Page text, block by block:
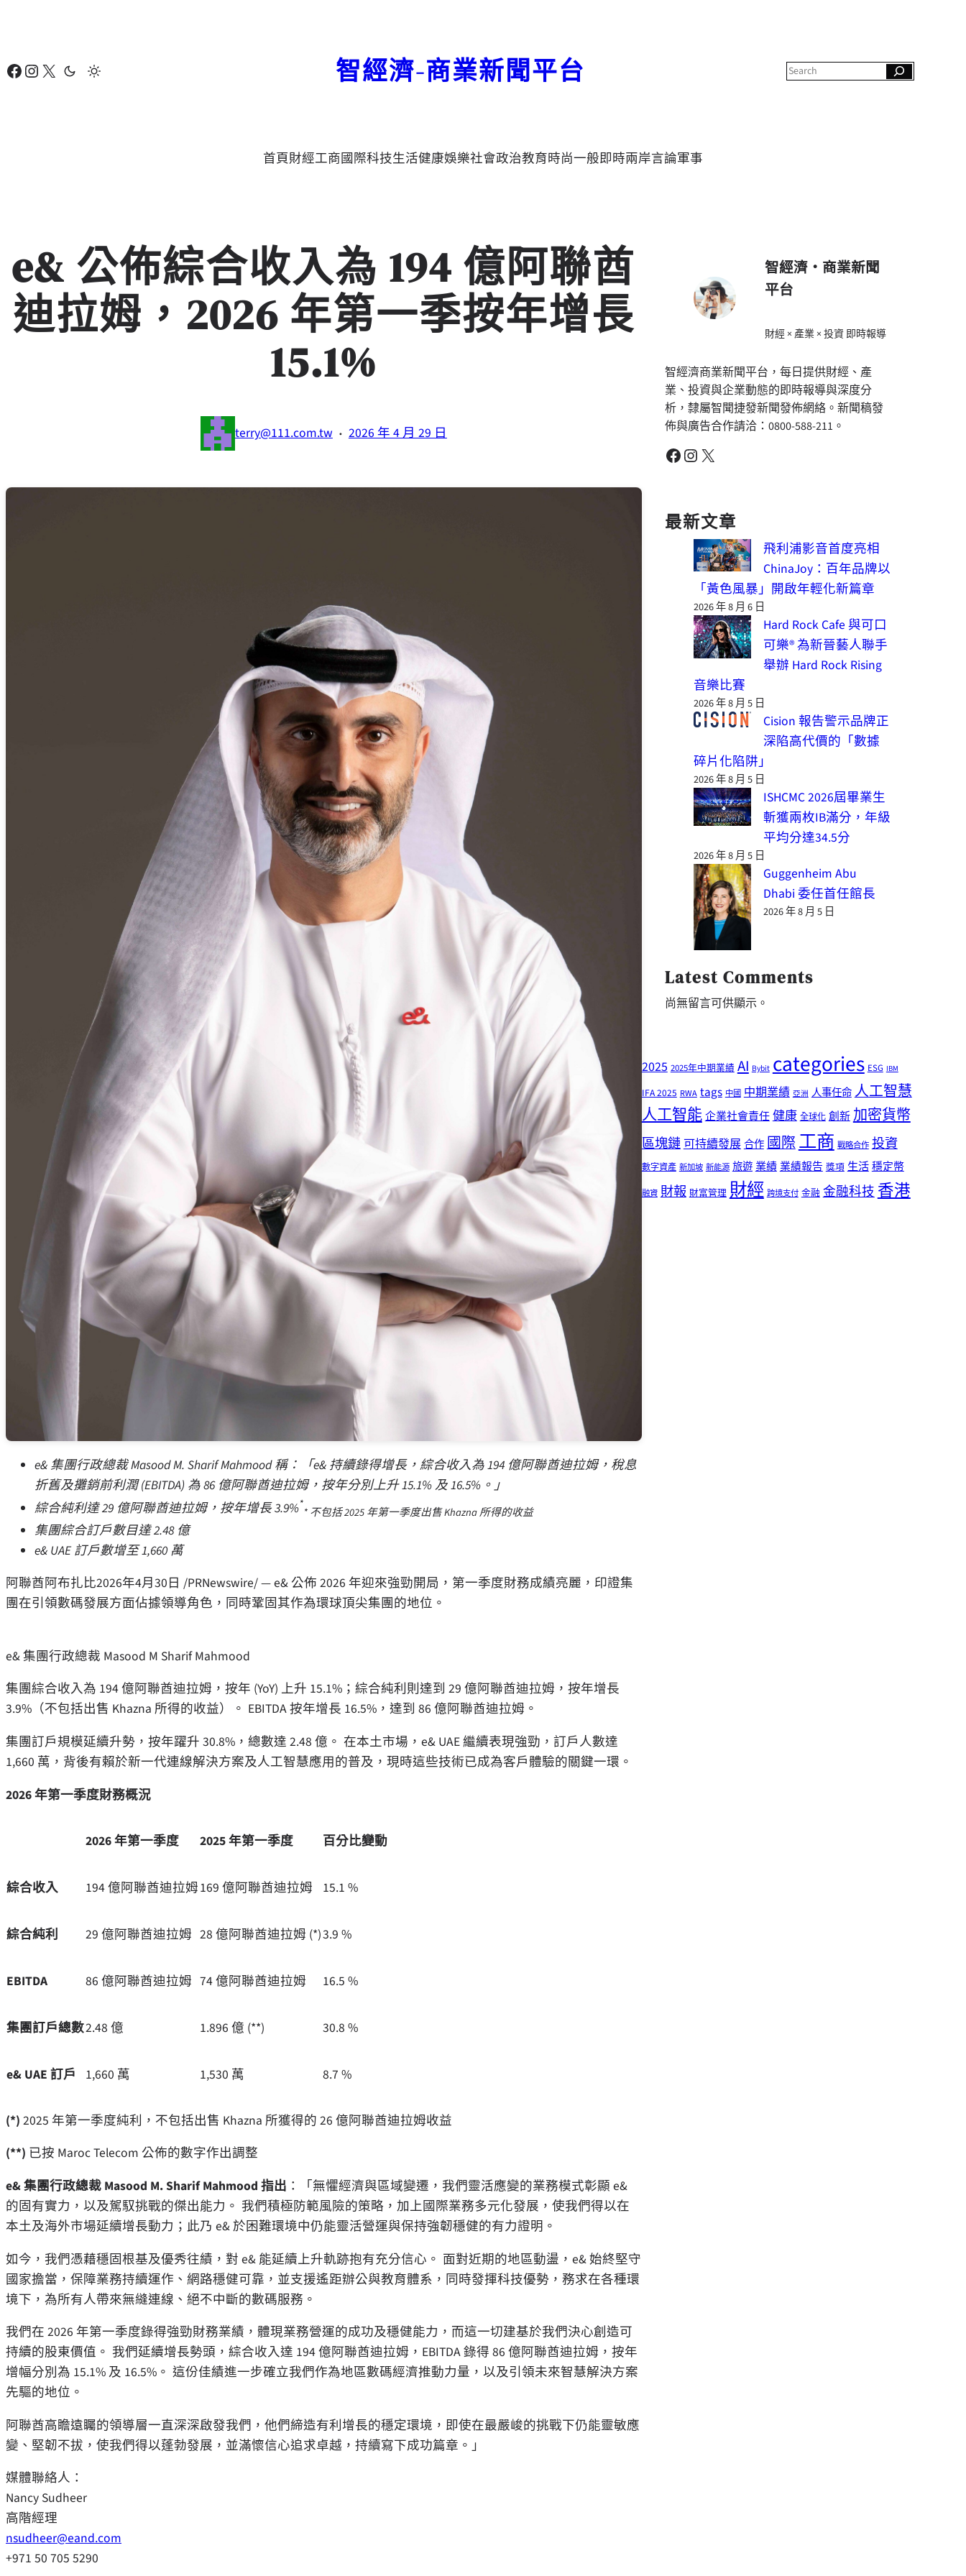
要
Facebook Instagram X 智經濟-商業新聞平台
c
首頁財經工商國際科技生活健康娛樂社會政治教育時尚一般即時兩岸言論軍事
e& 公佈綜合收入為 194 億阿聯酋
迪拉姆，2026 年第一季按年增長
15.1%
terry@111.com.tw · 2026 年 4 月 29 日
e& 集團行政總裁 Masood M. Sharif Mahmood 稱：「e& 持續錄得增長，綜合收入為 194 億阿聯酋迪拉姆，稅息
折舊及攤銷前利潤 (EBITDA) 為 86 億阿聯酋迪拉姆，按年分別上升 15.1% 及 16.5%。」
綜合純利達 29 億阿聯酋迪拉姆，按年增長 3.9%*
* 不包括 2025 年第一季度出售 Khazna 所得的收益
集團綜合訂戶數目達 2.48 億
e& UAE 訂戶數增至 1,660 萬
阿聯酋阿布扎比2026年4月30日 /PRNewswire/ — e& 公佈 2026 年迎來強勁開局，第一季度財務成績亮麗，印證集
團在引領數碼發展方面佔據領導角色，同時鞏固其作為環球頂尖集團的地位。
e& 集團行政總裁 Masood M Sharif Mahmood
集團綜合收入為 194 億阿聯酋迪拉姆，按年 (YoY) 上升 15.1%；綜合純利則達到 29 億阿聯酋迪拉姆，按年增長
3.9%（不包括出售 Khazna 所得的收益）。 EBITDA 按年增長 16.5%，達到 86 億阿聯酋迪拉姆。
集團訂戶規模延續升勢，按年躍升 30.8%，總數達 2.48 億。 在本土市場，e& UAE 繼續表現強勁，訂戶人數達
1,660 萬，背後有賴於新一代連線解決方案及人工智慧應用的普及，現時這些技術已成為客戶體驗的關鍵一環。
2026 年第一季度財務概況
2026 年第一季度 2025 年第一季度 百分比變動
綜合收入 194 億阿聯酋迪拉姆169 億阿聯酋迪拉姆 15.1 %
綜合純利 29 億阿聯酋迪拉姆 28 億阿聯酋迪拉姆 (*)3.9 %
EBITDA 86 億阿聯酋迪拉姆 74 億阿聯酋迪拉姆 16.5 %
集團訂戶總數2.48 億 1.896 億 (**) 30.8 %
e& UAE 訂戶 1,660 萬 1,530 萬 8.7 %
(*) 2025 年第一季度純利，不包括出售 Khazna 所獲得的 26 億阿聯酋迪拉姆收益
(**) 已按 Maroc Telecom 公佈的數字作出調整
e& 集團行政總裁 Masood M. Sharif Mahmood 指出 ：「無懼經濟與區域變遷，我們靈活應變的業務模式彰顯 e&
的固有實力，以及駕馭挑戰的傑出能力。 我們積極防範風險的策略，加上國際業務多元化發展，使我們得以在
本土及海外市場延續增長動力；此乃 e& 於困難環境中仍能靈活營運與保持強韌穩健的有力證明。
如今，我們憑藉穩固根基及優秀往績，對 e& 能延續上升軌跡抱有充分信心。 面對近期的地區動盪，e& 始終堅守
國家擔當，保障業務持續運作、網路穩健可靠，並支援遙距辦公與教育體系，同時發揮科技優勢，務求在各種環
境下，為所有人帶來無縫連線、絕不中斷的數碼服務。
我們在 2026 年第一季度錄得強勁財務業績，體現業務營運的成功及穩健能力，而這一切建基於我們決心創造可
持續的股東價值。 我們延續增長勢頭，綜合收入達 194 億阿聯酋迪拉姆，EBITDA 錄得 86 億阿聯酋迪拉姆，按年
增幅分別為 15.1% 及 16.5%。 這份佳績進一步確立我們作為地區數碼經濟推動力量，以及引領未來智慧解決方案
先驅的地位。
阿聯酋高瞻遠矚的領導層一直深深啟發我們，他們締造有利增長的穩定環境，即使在最嚴峻的挑戰下仍能靈敏應
變、堅韌不拔，使我們得以蓬勃發展，並滿懷信心追求卓越，持續寫下成功篇章。」
媒體聯絡人：
Nancy Sudheer
高階經理
nsudheer@eand.com
+971 50 705 5290
智經濟・商業新聞
平台
財經 × 產業 × 投資 即時報導
智經濟商業新聞平台，每日提供財經、產
業、投資與企業動態的即時報導與深度分
析，隸屬智聞捷發新聞發佈網絡。新聞稿發
佈與廣告合作請洽：0800-588-211。
Facebook Instagram X
最新文章
飛利浦影音首度亮相
ChinaJoy：百年品牌以
「黃色風暴」開啟年輕化新篇章
2026 年 8 月 6 日
Hard Rock Cafe 與可口
可樂® 為新晉藝人聯手
舉辦 Hard Rock Rising
音樂比賽
2026 年 8 月 5 日
Cision 報告警示品牌正
深陷高代價的「數據
碎片化陷阱」
2026 年 8 月 5 日
ISHCMC 2026屆畢業生
斬獲兩枚IB滿分，年級
平均分達34.5分
2026 年 8 月 5 日
Guggenheim Abu
Dhabi 委任首任館長
2026 年 8 月 5 日
Latest Comments
尚無留言可供顯示。
2025 2025年中期業績 AI Bybit categories ESG IBM
IFA 2025 RWA tags 中國 中期業績 亞洲 人事任命人工智慧
人工智能企業社會責任健康 全球化 創新 加密貨幣
區塊鏈可持續發展合作國際工商 戰略合作 投資
數字資產 新加坡 新能源 旅遊業績業績報告 獎項 生活穩定幣
融資 財報 財富管理 財經 跨境支付 金融 金融科技香港